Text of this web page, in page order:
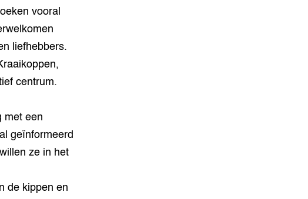
vooral
liefhebbers.
centrum.
met een
geïnformeerd
ze in het
de kippen en